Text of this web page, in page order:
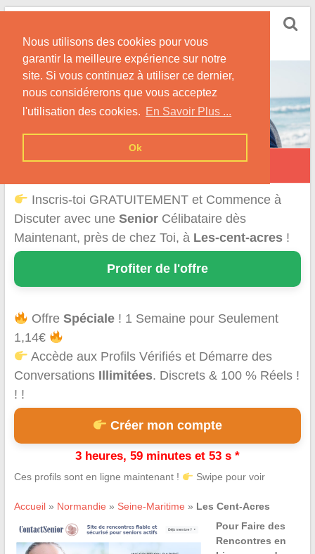
Nous utilisons des cookies pour vous
garantir la meilleure expérience sur notre
site. Si vous continuez à utiliser ce dernier,
nous considérerons que vous acceptez
l'utilisation des cookies. En Savoir Plus ...
Ok
Skip
content
Conseils & Infos pour la Rencontre d'une Senior
Les Cent-Acres
Inscris-toi GRATUITEMENT et Commence à
Discuter avec une SeniorCélibataire dès
Maintenant, près de chez Toi, à Les-cent-acres!
Profiter de l'offre
OffreSpéciale ! 1 Semaine pour Seulement
1,14€
Accède aux Profils Vérifiés et Démarre des
Conversations Illimitées. Discrets & 100 % Réels !
! !
Créer mon compte
3 heures, 59 minutes et 53 s *
Ces profils sont en ligne maintenant ! Swipe pour voir
Accueil» Normandie » Seine-Maritime » Les Cent-Acres
Pour Faire des
Rencontres en